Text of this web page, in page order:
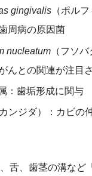
gingivalis （ポル
周病の原因菌
nucleatum （フソ
んとの関連が注目
：歯垢形成に関与
ンジダ）：カビの
舌、歯茎の溝など